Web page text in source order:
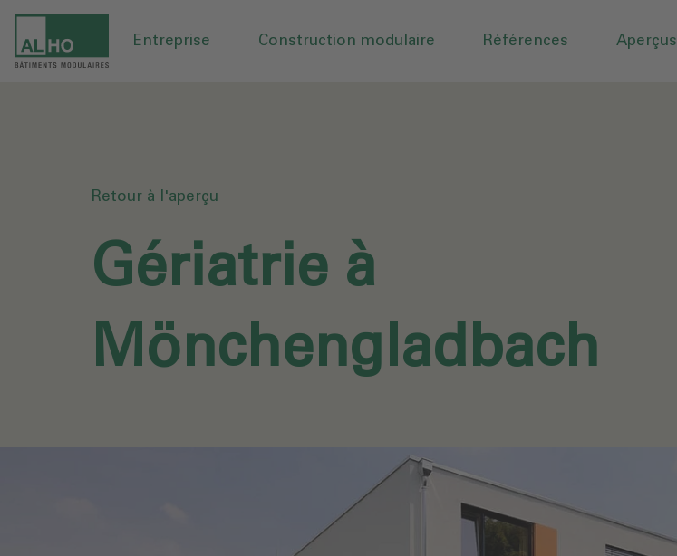
Entreprise Construction modulaire Références Aperçus
Retour à l'aperçu
Gériatrie à
Mönchengladbach‎